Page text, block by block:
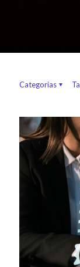
Categorias